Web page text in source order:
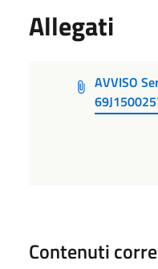
Allegati
AVVISO
Contenuti